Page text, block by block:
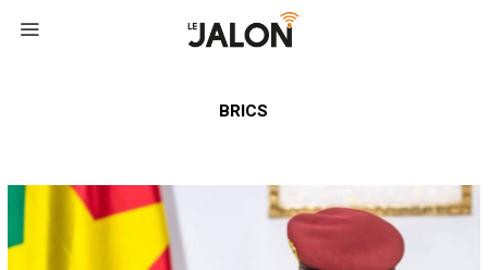
BRICS